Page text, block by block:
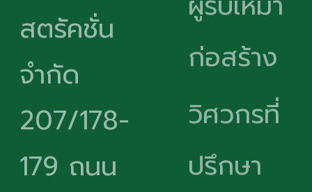
สตรัคชั่น
จำกัด
207/178-
179 ถนน
ก่อสร้าง
วิศวกรที่
ปรึกษา